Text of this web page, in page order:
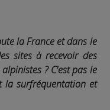
la France et dans le
sites à recevoir des
? C'est pas le
la surfréquentation et